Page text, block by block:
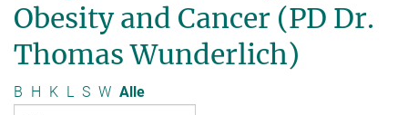
Obesity and Cancer (PD Dr.
Thomas Wunderlich)
B H K L S W Alle